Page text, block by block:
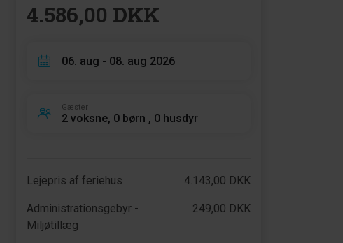
4.586,00 DKK
06. aug - 08. aug 2026
Gæster
2 voksne, 0 børn , 0 husdyr
Lejepris af feriehus 4.143,00 DKK
Administrationsgebyr -
Miljøtillæg
249,00 DKK